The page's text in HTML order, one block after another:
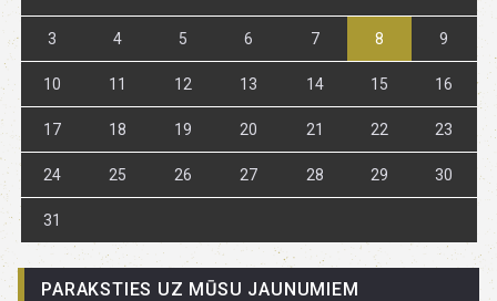
3 4 5 6 7 8 9
10 11 12 13 14 15 16
17 18 19 20 21 22 23
24 25 26 27 28 29 30
31
PARAKSTIES UZ MŪSU JAUNUMIEM